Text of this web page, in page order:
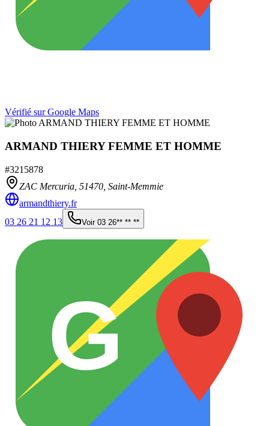
Vérifié sur Google Maps
ARMAND THIERY FEMME ET HOMME
#3215878
ZAC Mercuria, 51470 Saint-Memmie
armandthiery.fr
03 26 21 12 13
Voir 03 26** ** **
G